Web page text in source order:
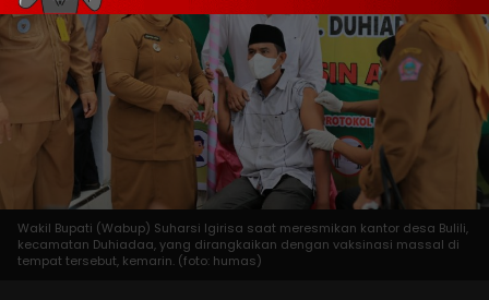
Wakil Bupati (Wabup) Suharsi Igirisa saat meresmikan kantor desa Bulili,
kecamatan Duhiadaa, yang dirangkaikan dengan vaksinasi massal di
tempat tersebut, kemarin. (foto: humas)